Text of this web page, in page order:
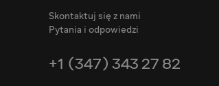
Skontaktuj się z nami
Pytania i odpowiedzi
+1 (347) 343 27 82